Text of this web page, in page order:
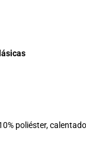
poliéster,